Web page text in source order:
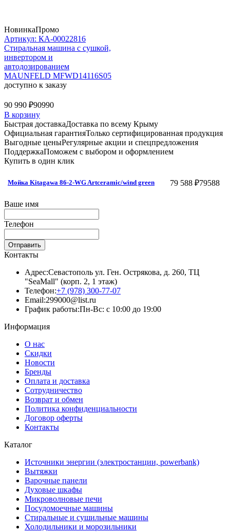
НовинкаПромо
Артикул: КА-00022816
Стиральная машина c сушкой,
инвертором и
автодозированием
MAUNFELD MFWD14116S05
доступно к заказу
90 990 ₽90990
В корзину
Быстрая доставкаДоставка по всему Крыму
Официальная гарантияТолько сертифицированная продукция
Выгодные ценыРегулярные акции и спецпредложения
ПоддержкаПоможем с выбором и оформлением
Купить в один клик
Мойка Kitagawa 86-2-WG Artceramic/wind green 79 588 ₽79588
Ваше имя
Телефон
Отправить
Контакты
Адрес:Севастополь ул. Ген. Острякова, д. 260, ТЦ
"SeaMall" (корп. 2, 1 этаж)
Телефон:+7 (978) 300-77-07
Email:299000@list.ru
График работы:Пн-Вс: с 10:00 до 19:00
Информация
О нас
Скидки
Новости
Бренды
Оплата и доставка
Сотрудничество
Возврат и обмен
Политика конфиденциальности
Договор оферты
Контакты
Каталог
Источники энергии (электростанции, powerbank)
Вытяжки
Варочные панели
Духовые шкафы
Микроволновые печи
Посудомоечные машины
Стиральные и сушильные машины
Холодильники и морозильники